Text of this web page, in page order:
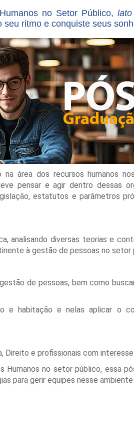
no Setor Público,
ritmo e conquiste seus
área dos recursos humanos
pensar e agir dentro dessas
estatutos e parâmetros
analisando diversas teorias e
à gestão de pessoas no setor
de pessoas, bem como
e habitação e nelas aplicar o
Direito e profissionais com
no setor público, essa
para gerir equipes nesse ambiente